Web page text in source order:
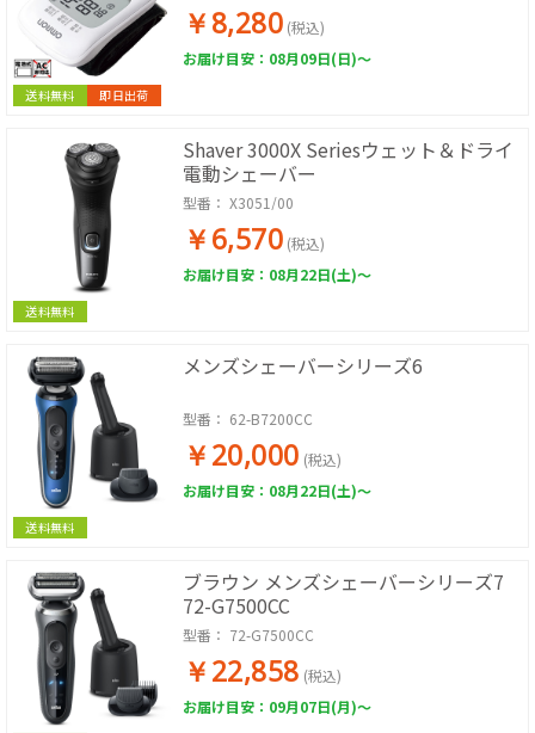
送料無料 即日出荷
￥8,280 (税込)
お届け目安：08月09日(日)～
送料無料
Shaver 3000X Seriesウェット＆ドライ
電動シェーバー
型番： X3051/00
￥6,570 (税込)
お届け目安：08月22日(土)～
送料無料
メンズシェーバーシリーズ6
型番： 62-B7200CC
￥20,000 (税込)
お届け目安：08月22日(土)～
ブラウン メンズシェーバーシリーズ7
72-G7500CC
型番： 72-G7500CC
￥22,858 (税込)
お届け目安：09月07日(月)～